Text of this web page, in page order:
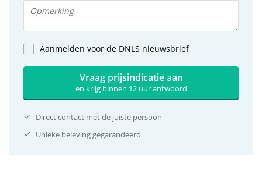
Aanmelden voor de DNLS nieuwsbrief
Vraag prijsindicatie aan
en krijg binnen 12 uur antwoord
Direct contact met de juiste persoon
Unieke beleving gegarandeerd